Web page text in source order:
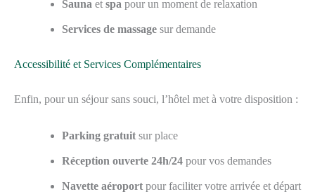
Sauna et spa pour un moment de relaxation
Services de massage sur demande
Accessibilité et Services Complémentaires
Enfin, pour un séjour sans souci, l’hôtel met à votre disposition :
Parking gratuit sur place
Réception ouverte 24h/24 pour vos demandes
Navette aéroport pour faciliter votre arrivée et départ